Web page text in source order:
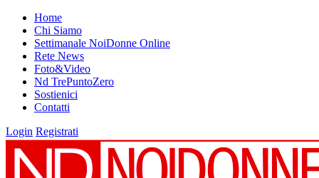
Home
Chi Siamo
Settimanale NoiDonne Online
Rete News
Foto&Video
Nd TrePuntoZero
Sostienici
Contatti
Login Registrati